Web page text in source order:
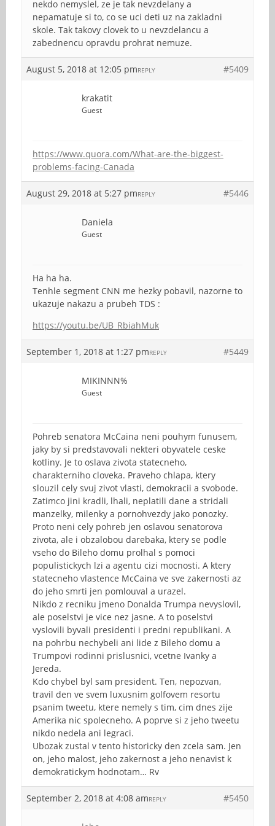
nekdo nemyslel, ze je tak nevzdelany a
nepamatuje si to, co se uci deti uz na zakladni
skole. Tak takovy clovek to u nevzdelancu a
zabednencu opravdu prohrat nemuze.
August 5, 2018 at 12:05 pm #5409
REPLY
krakatit
Guest
https://www.quora.com/What-are-the-biggest-
problems-facing-Canada
August 29, 2018 at 5:27 pm #5446
REPLY
Daniela
Guest
Ha ha ha.
Tenhle segment CNN me hezky pobavil, nazorne to
ukazuje nakazu a prubeh TDS :
https://youtu.be/UB_RbiahMuk
September 1, 2018 at 1:27 pm #5449
REPLY
MIKINNN%
Guest
Pohreb senatora McCaina neni pouhym funusem,
jaky by si predstavovali nekteri obyvatele ceske
kotliny. Je to oslava zivota statecneho,
charakterniho cloveka. Praveho chlapa, ktery
slouzil cely svuj zivot vlasti, demokracii a svobode.
Zatimco jini kradli, lhali, neplatili dane a stridali
manzelky, milenky a pornohvezdy jako ponozky.
Proto neni cely pohreb jen oslavou senatorova
zivota, ale i obzalobou darebaka, ktery se podle
vseho do Bileho domu prolhal s pomoci
populistickych lzi a agentu cizi mocnosti. A ktery
statecneho vlastence McCaina ve sve zakernosti az
do jeho smrti jen pomlouval a urazel.
Nikdo z recniku jmeno Donalda Trumpa nevyslovil,
ale poselstvi je vice nez jasne. A to poselstvi
vyslovili byvali presidenti i predni republikani. A
na pohrbu nechybeli ani lide z Bileho domu a
Trumpovi rodinni prislusnici, vcetne Ivanky a
Jereda.
Kdo chybel byl sam president. Ten, nepozvan,
travil den ve svem luxusnim golfovem resortu
psanim tweetu, ktere nemely s tim, cim dnes zije
Amerika nic spolecneho. A poprve si z jeho tweetu
nikdo nedela ani legraci.
Ubozak zustal v tento historicky den zcela sam. Jen
on, jeho malost, jeho zakernost a jeho nenavist k
demokratickym hodnotam… Rv
September 2, 2018 at 4:08 am #5450
REPLY